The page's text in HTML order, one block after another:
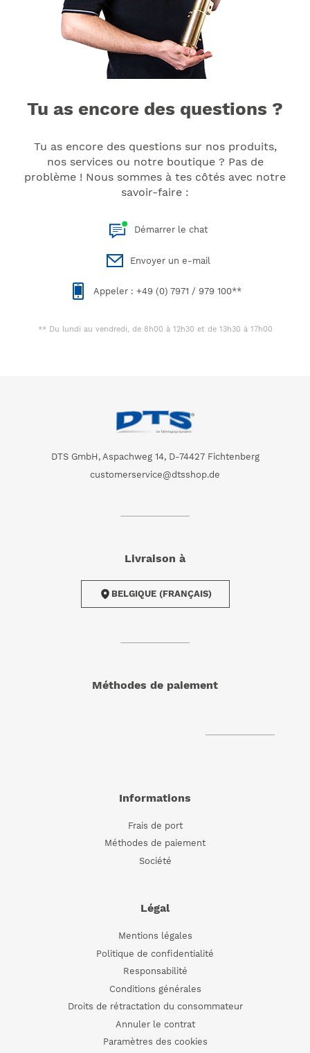
Tu as encore des questions ?
Tu as encore des questions sur nos produits,
nos services ou notre boutique ? Pas de
problème ! Nous sommes à tes côtés avec notre
savoir-faire :
Démarrer le chat
Envoyer un e-mail
Appeler : +49 (0) 7971 / 979 100**
** Du lundi au vendredi, de 8h00 à 12h30 et de 13h30 à 17h00
DTS GmbH, Aspachweg 14, D-74427 Fichtenberg
customerservice@dtsshop.de
Livraison à
BELGIQUE (FRANÇAIS)
méthodes de paiement
Informations
Frais de port
Méthodes de paiement
Société
Légal
Mentions légales
Politique de confidentialité
Responsabilité
Conditions générales
Droits de rétractation du consommateur
Annuler le contrat
Paramètres des cookies